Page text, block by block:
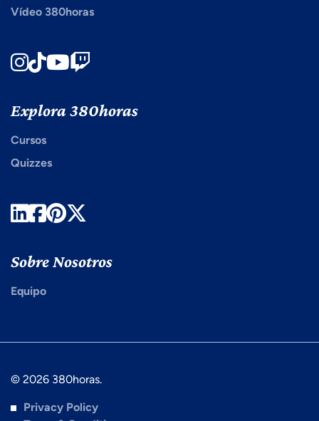
Vídeo 380horas
Instagram
TikTokYoutube
Explora 380horas
Cursos
Quizzes
LinkedIn
Facebook
Pinterest
Sobre Nosotros
Equipo
Privacy Policy
© 2026 380horas.